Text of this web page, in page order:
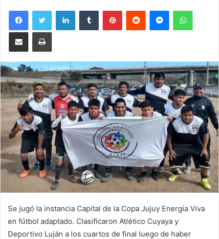
FacebookTwitter LinkedInTumblr PinterestReddit Messenger
Compartir por correo electrónicoImprimir
Se jugó la instancia Capital de la Copa Jujuy Energía Viva
en fútbol adaptado. Clasificaron Atlético Cuyaya y
Deportivo Luján a los cuartos de final luego de haber